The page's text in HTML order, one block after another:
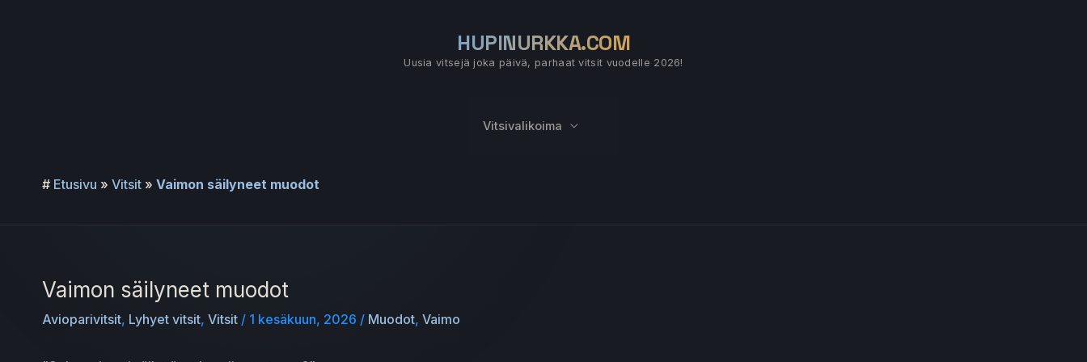
HUPINURKKA.COM
Uusia vitsejä joka päivä, parhaat vitsit vuodelle 2026!
Vitsivalikoima
# Etusivu » Vitsit » Vaimon säilyneet muodot
Vaimon säilyneet muodot
Avioparivitsit, Lyhyet vitsit, Vitsit / 1 kesäkuun, 2026 / Muodot, Vaimo